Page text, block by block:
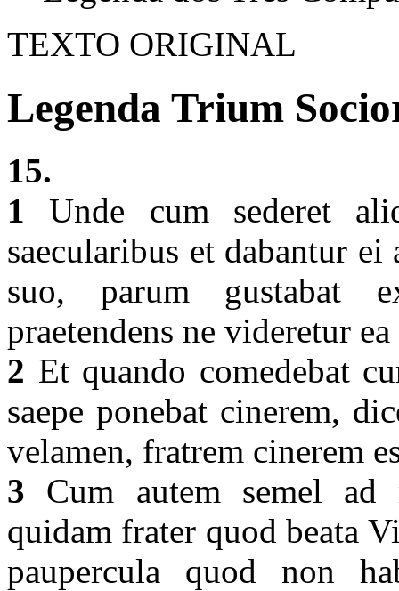
TEXTO ORIGINAL
Legenda Trium
15.
1 Unde cum sederet
saecularibus et dabantur
suo, parum gustabat
praetendens ne videretur
2 Et quando comedebat
saepe ponebat cinerem,
velamen, fratrem cinerem
3 Cum autem semel ad
quidam frater quod beata
paupercula quod non